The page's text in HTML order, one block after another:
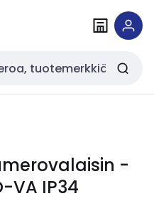
-
VA IP34